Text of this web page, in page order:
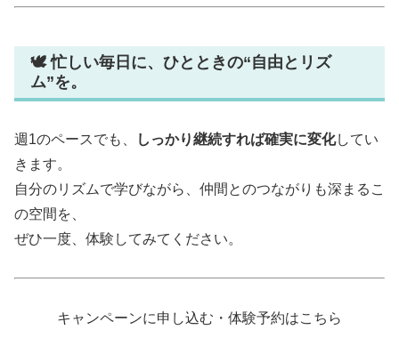
🕊 忙しい毎日に、ひとときの“自由とリズ
ム”を。
週1のペースでも、 しっかり継続すれば確実に変化してい
きます。
自分のリズムで学びながら、仲間とのつながりも深まるこ
の空間を、
ぜひ一度、体験してみてください。
キャンペーンに申し込む・体験予約はこちら